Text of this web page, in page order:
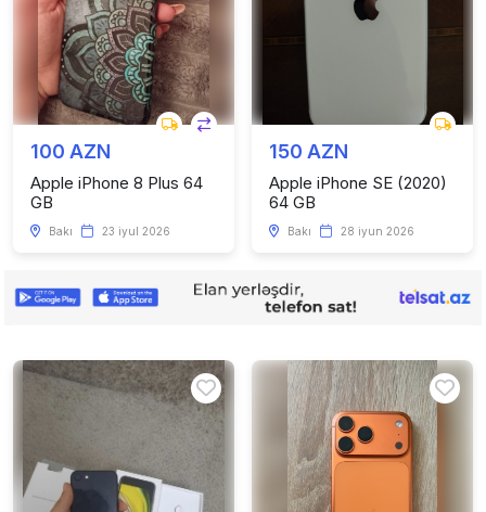
100 AZN
Apple iPhone 8 Plus 64
GB
Bakı 23 iyul 2026
150 AZN
Apple iPhone SE (2020)
64 GB
Bakı 28 iyun 2026